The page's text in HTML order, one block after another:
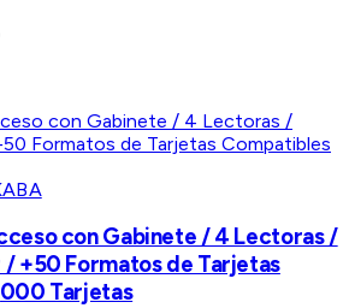
con Gabinete / 4 Lectoras /
+50 Formatos de Tarjetas
Tarjetas